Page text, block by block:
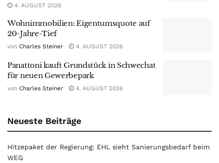
4. AUGUST 2026
Wohnimmobilien: Eigentumsquote auf
20-Jahre-Tief
von Charles Steiner 4. AUGUST 2026
Panattoni kauft Grundstück in Schwechat
für neuen Gewerbepark
von Charles Steiner 4. AUGUST 2026
Neueste Beiträge
Hitzepaket der Regierung: EHL sieht Sanierungsbedarf beim
WEG